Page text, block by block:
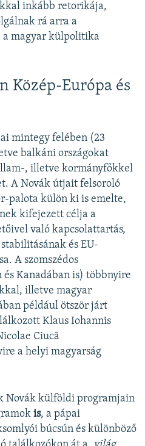
inkább retorikája,
rá arra a
a magyar külpolitika
Közép-Európa és
mintegy felében (23
balkáni országokat
, illetve kormányfőkkel
A Novák útjait felsoroló
palota külön ki is emelte,
kifejezett célja a
való kapcsolattartás,
és EU-
A szomszédos
és Kanadában is) többnyire
illetve magyar
például ötször járt
Klaus Iohannis
Ciucă
a helyi magyarság
Novák külföldi programjain
is, a pápai
búcsún és különböző